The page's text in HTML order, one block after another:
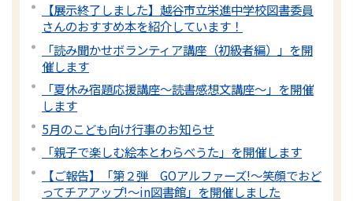
【展示終了しました】越谷市立栄進中学校図書委員
さんのおすすめ本を紹介しています！
「読み聞かせボランティア講座（初級者編）」を開
催します
「夏休み宿題応援講座～読書感想文講座～」を開催
します
5月のこども向け行事のお知らせ
「親子で楽しむ絵本とわらべうた」を開催します
【ご報告】「第２弾 GOアルファーズ!～笑顔でおど
ってチアアップ!～in図書館」を開催しました